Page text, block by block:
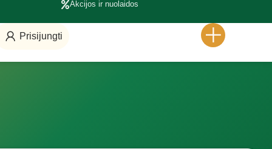
Akcijos ir nuolaidos
Prisijungti